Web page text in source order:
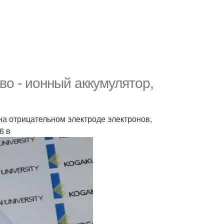
- ионный аккумулятор,
отрицательном электроде электронов,
в